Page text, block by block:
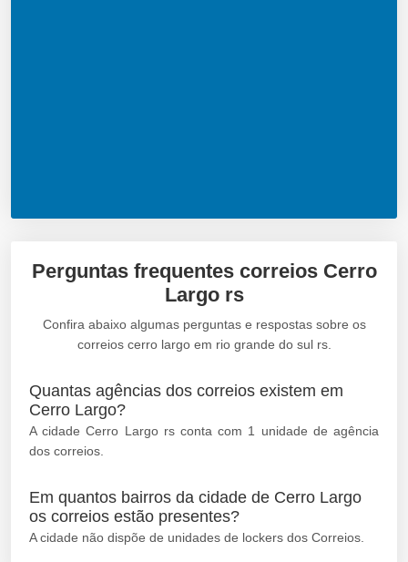
Perguntas frequentes correios Cerro
Largo rs
Confira abaixo algumas perguntas e respostas sobre os
correios cerro largo em rio grande do sul rs.
Quantas agências dos correios existem em
Cerro Largo?
A cidade Cerro Largo rs conta com 1 unidade de agência
dos correios.
Em quantos bairros da cidade de Cerro Largo
os correios estão presentes?
A cidade não dispõe de unidades de lockers dos Correios.